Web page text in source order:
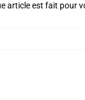
article est fait pour